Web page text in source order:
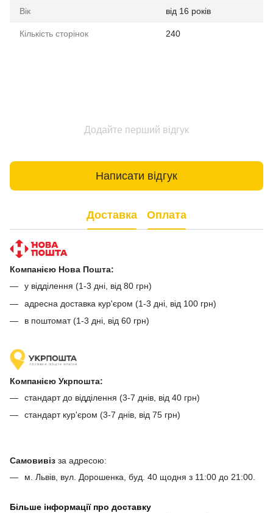
Вік від 16 років
Кількість сторінок 240
Додайте перший відгук
Написати відгук
Доставка Оплата
Компанією Нова Пошта:
у відділення (1-3 дні, від 80 грн)
адресна доставка кур'єром (1-3 дні, від 100 грн)
в поштомат (1-3 дні, від 60 грн)
Компанією Укрпошта:
стандарт до відділення (3-7 днів, від 40 грн)
стандарт кур'єром (3-7 днів, від 75 грн)
Самовивіз за адресою:
м. Львів, вул. Дорошенка, буд. 40 щодня з 11:00 до 21:00.
Більше інформації про доставку